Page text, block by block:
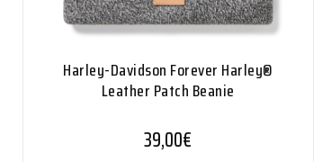
Harley-Davidson Forever Harley®
Leather Patch Beanie
39,00€